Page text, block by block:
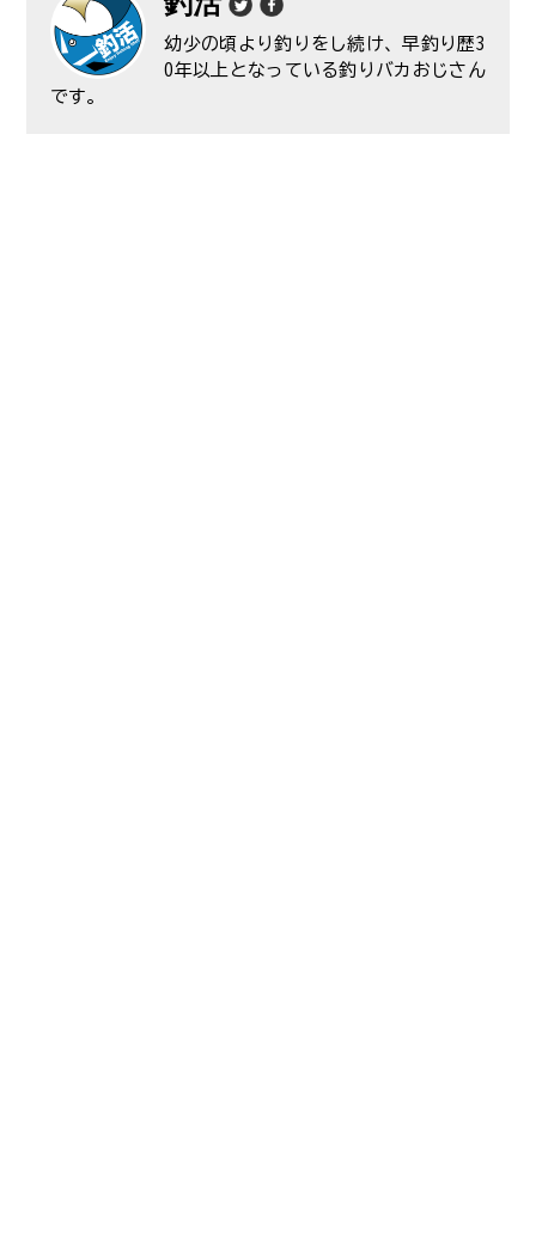
幼少の頃より釣りをし続け、早釣り歴3
0年以上となっている釣りバカおじさん
です。